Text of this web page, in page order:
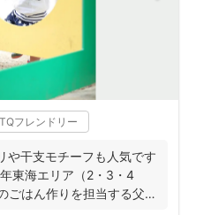
フレンドリー
干支モチーフも人気です
東海エリア（2・3・4
はん作りを担当する父で